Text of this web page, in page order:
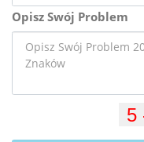
Opisz Swój Problem